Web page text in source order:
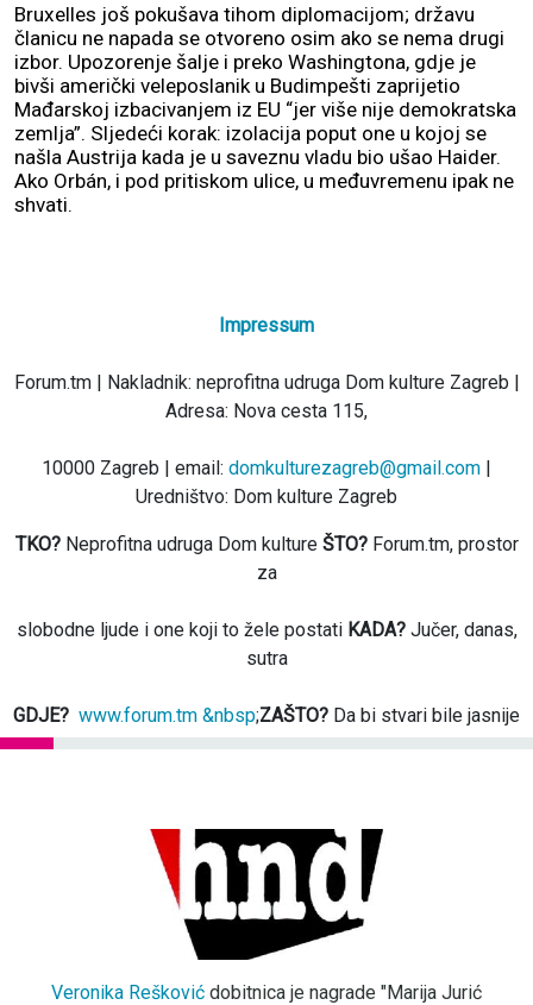
Bruxelles još pokušava tihom diplomacijom; državu
članicu ne napada se otvoreno osim ako se nema drugi
izbor. Upozorenje šalje i preko Washingtona, gdje je
bivši američki veleposlanik u Budimpešti zaprijetio
Mađarskoj izbacivanjem iz EU “jer više nije demokratska
zemlja”. Sljedeći korak: izolacija poput one u kojoj se
našla Austrija kada je u saveznu vladu bio ušao Haider.
Ako Orbán, i pod pritiskom ulice, u međuvremenu ipak ne
shvati.
Impressum
Forum.tm | Nakladnik: neprofitna udruga Dom kulture Zagreb |
Adresa: Nova cesta 115,
10000 Zagreb | email: domkulturezagreb@gmail.com |
Uredništvo: Dom kulture Zagreb
TKO?Neprofitna udruga Dom kulture ŠTO?Forum.tm, prostor
za
slobodne ljude i one koji to žele postati KADA?Jučer, danas,
sutra
GDJE? www.forum.tm &nbsp;ZAŠTO? Da bi stvari bile jasnije
Veronika Rešković dobitnica je nagrade "Marija Jurić